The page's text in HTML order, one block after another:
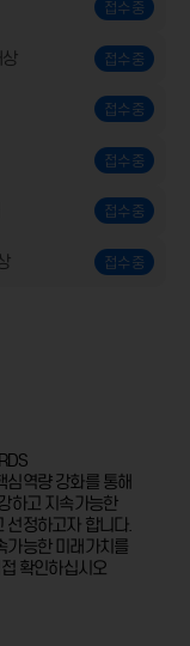
심역량 강화를 통해
하고 지속가능한
선정하고자 합니다.
가능한 미래가치를
확인하십시오